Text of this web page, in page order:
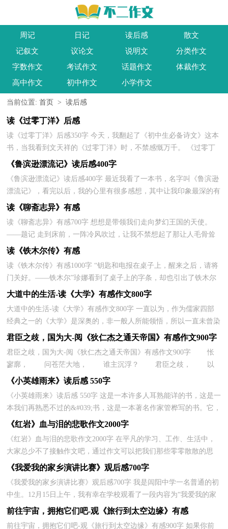
周记 日记 读后感
散文
记叙文
议论文 说明文
分类作文
字数作文
考试作文 话题作文
体裁作文
高中作文
初中作文 小学作文
当前位置: 首页 > 读后感
读《过零丁洋》后感
读《过零丁洋》后感350字 今天，我翻起了《初中生必备诗文》这本
书，当我看到文天祥的《过零丁洋》时，不禁感慨万千。 《过零丁
洋》的作者文天祥，是南宋抗元英雄爱国诗人。 这首诗...
《鲁滨逊漂流记》读后感400字
《鲁滨逊漂流记》读后感400字 最近我看了一本书，名字叫《鲁滨逊
漂流记》，看完以后，我的心里有很多感想，其中让我印象最深的有
这样几个片断：片断一：落难日记。我从书中看到鲁滨逊每...
读《聊斋志异》有感
读《聊斋志异》有感700字 想想是带领我们走向梦幻王国的天使。
——题记 走到床前，一阵冷风吹过，让我不禁想起了那让人毛骨耸
立的《聊斋志异》。翻开书，打开铺满灰尘的第一页，那...
读《铁木尔传》有感
读《铁木尔传》有感1000字 “钥匙和电报在桌子上，醒来之后，请将
门关好。——铁木尔”珍娜看到了桌子上的字条，却也引出了铁木尔
是谁的问题。 铁木尔是谁，这个天真的姑娘想。大黄...
大道中的生活-读《大学》有感作文800字
大道中的生活-读《大学》有感作文800字 一直以为，作为儒家四部
经典之一的《大学》是深奥的，非一般人所能领悟，所以一直未曾染
指。若不是这次在语文书中偶遇《大学》，短时间内也...
君臣之歧，国为大-阅《狄仁杰之通天帝国》有感作文900字
君臣之歧，国为大-阅《狄仁杰之通天帝国》有感作文900字 怅
寥廓， 问苍茫大地， 谁主沉浮？ 君臣之歧， 以
国为大。 巾帼称帝又如何？ 所谓，能者居之。 皇位...
《小英雄雨来》读后感 550字
《小英雄雨来》读后感 550字 这是一本许多人耳熟能详的书，这是一
本我们再熟悉不过的&#039;书，这是一本著名作家管桦写的书。它，
就是《小英雄雨来》。 这本书讲述了小英雄雨来聪明、...
《红岩》血与泪的悲歌作文2000字
《红岩》血与泪的悲歌作文2000字 在平凡的学习、工作、生活中，
大家总少不了接触作文吧，通过作文可以把我们那些零零散散的思
想，聚集在一块。你知道作文怎样写才规范吗？下面是小...
《我爱我的家乡演讲比赛》观后感700字
《我爱我的家乡演讲比赛》观后感700字 我是闾阳中学一名普通的初
中生。12月15日上午，我有幸在学校观看了一段内容为“我爱我的家
乡演讲比赛”的录像。看后，顿觉激情澎湃，不禁深...
前往宇宙，拥抱它们吧-观《旅行到太空边缘》有感
前往宇宙，拥抱它们吧-观《旅行到太空边缘》有感900字 如果你前